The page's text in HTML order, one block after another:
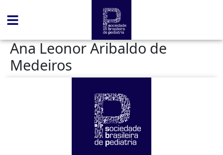
Ana Leonor Aribaldo de
Medeiros